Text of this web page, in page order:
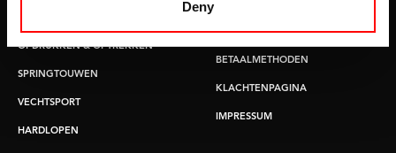
Deny
OPDRUKKEN & OPTREKKEN
SPRINGTOUWEN
VECHTSPORT
HARDLOPEN
RUILEN EN RETOURNEREN
BETAALMETHODEN
KLACHTENPAGINA
IMPRESSUM